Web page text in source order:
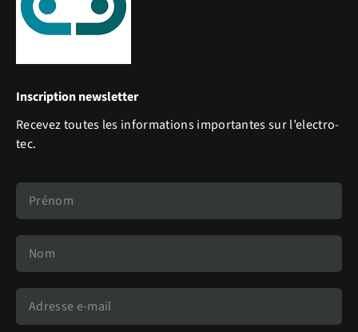
Inscription newsletter
Recevez toutes les informations importantes sur l’electro-
tec.